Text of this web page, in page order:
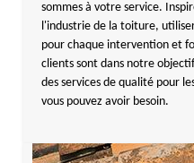
sommes à votre service.
l'industrie de la toiture,
pour chaque intervention et
clients sont dans notre
des services de qualité pour
vous pouvez avoir besoin.